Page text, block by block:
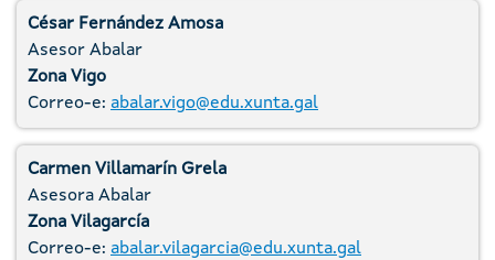
César Fernández Amosa
Asesor Abalar
Zona Vigo
Correo-e: abalar.vigo@edu.xunta.gal
Carmen Villamarín Grela
Asesora Abalar
Zona Vilagarcía
Correo-e: abalar.vilagarcia@edu.xunta.gal